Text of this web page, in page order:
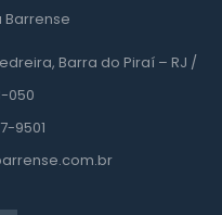
Barra do Piraí – RJ /
050
9501